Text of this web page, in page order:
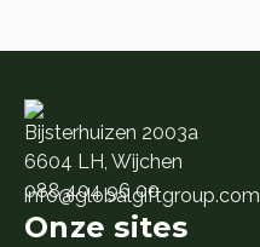
Bijsterhuizen 2003a
6604 LH, Wijchen
088 404 96 00
info@globalgiftgroup.com
Onze sites